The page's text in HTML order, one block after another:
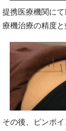
提携医療機関に
療機治療の精度と
その後、ピンポ